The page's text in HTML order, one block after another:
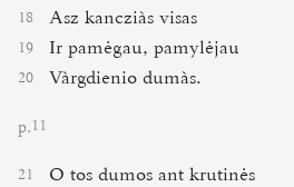
18 Asz kancziàs visas
19 Ir pamėgau, pamylėjau
20 Vàrgdienio dumàs.
p.11
21 O tos dumos ant krutinės